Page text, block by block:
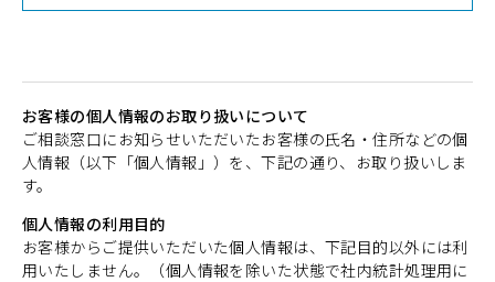
お客様の個人情報のお取り扱いについて
ご相談窓口にお知らせいただいたお客様の氏名・住所などの個
人情報（以下「個人情報」）を、下記の通り、お取り扱いしま
す。
個人情報の利用目的
お客様からご提供いただいた個人情報は、下記目的以外には利
用いたしません。（個人情報を除いた状態で社内統計処理用に